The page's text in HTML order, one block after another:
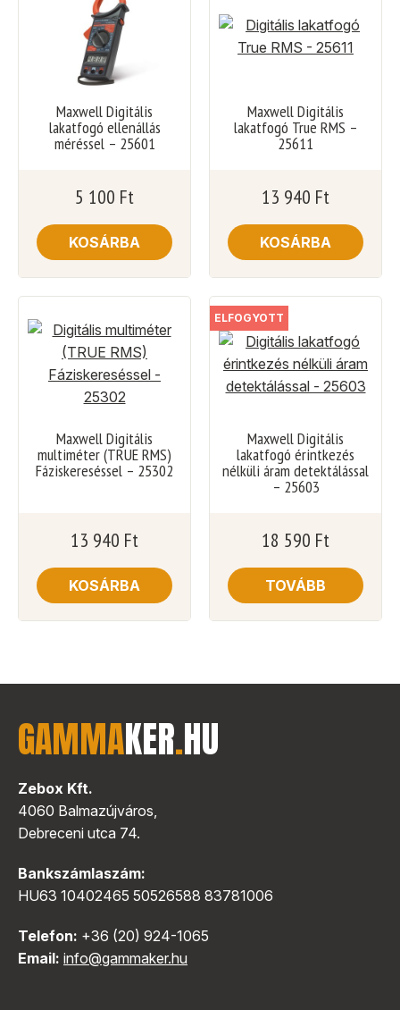
Maxwell Digitális
lakatfogó ellenállás
méréssel – 25601
5 100 Ft
KOSÁRBA
Maxwell Digitális
lakatfogó True RMS –
25611
13 940 Ft
KOSÁRBA
Maxwell Digitális
multiméter (TRUE RMS)
Fáziskereséssel – 25302
13 940 Ft
KOSÁRBA
ELFOGYOTT
Maxwell Digitális
lakatfogó érintkezés
nélküli áram detektálással
– 25603
18 590 Ft
TOVÁBB
GAMMAKER.HU
Zebox Kft.
4060 Balmazújváros,
Debreceni utca 74.
Bankszámlaszám:
HU63 10402465 50526588 83781006
Telefon: +36 (20) 924-1065
Email: info@gammaker.hu